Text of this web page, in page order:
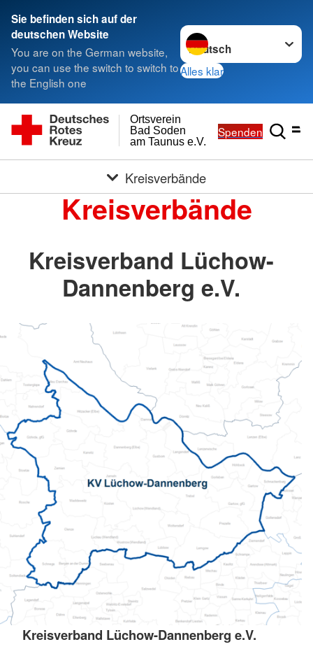
Sie befinden sich auf der
deutschen Website
You are on the German website,
you can use the switch to switch to
the English one
Sprache wechseln zu
Alles klar
am Taunus e.V.
Bad Soden
Ortsverein
Spenden
Kreisverbände
Kreisverbände
Kreisverband Lüchow-
Dannenberg e.V.
Kreisverband Lüchow-Dannenberg e.V.